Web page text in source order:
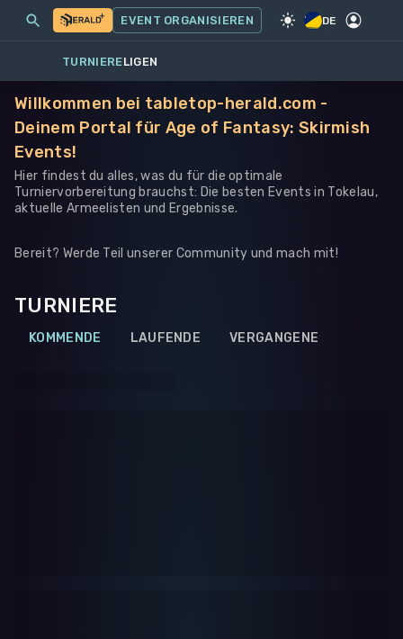
SPIEL·WARHAMMER 40K
MEINE EVENTS MEHR
EVENT ORGANISIEREN DE
TURNIERELIGEN
Willkommen bei tabletop-herald.com -
Deinem Portal für Age of Fantasy: Skirmish
Events!
Hier findest du alles, was du für die optimale
Turniervorbereitung brauchst: Die besten Events in Tokelau,
aktuelle Armeelisten und Ergebnisse.
Bereit? Werde Teil unserer Community und mach mit!
TURNIERE
KOMMENDE LAUFENDE VERGANGENE